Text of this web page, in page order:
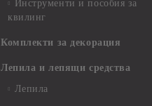
Инструменти и пособия за
квилинг
Комплекти за декорация
Лепила и лепящи средства
Лепила